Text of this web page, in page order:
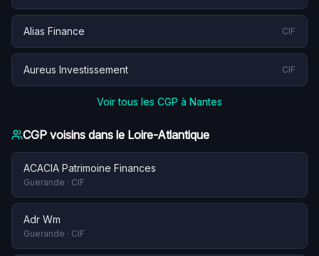
Alias Finance CIF
Aureus Investissement CIF
Voir tous les CGP à Nantes
CGP voisins dans le Loire-Atlantique
ACACIA Patrimoine Finances
Guerande · CIF
Adr Wm
Guerande · CIF